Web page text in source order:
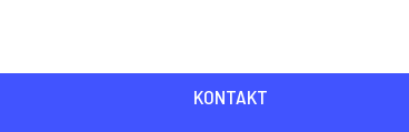
KONTAKT